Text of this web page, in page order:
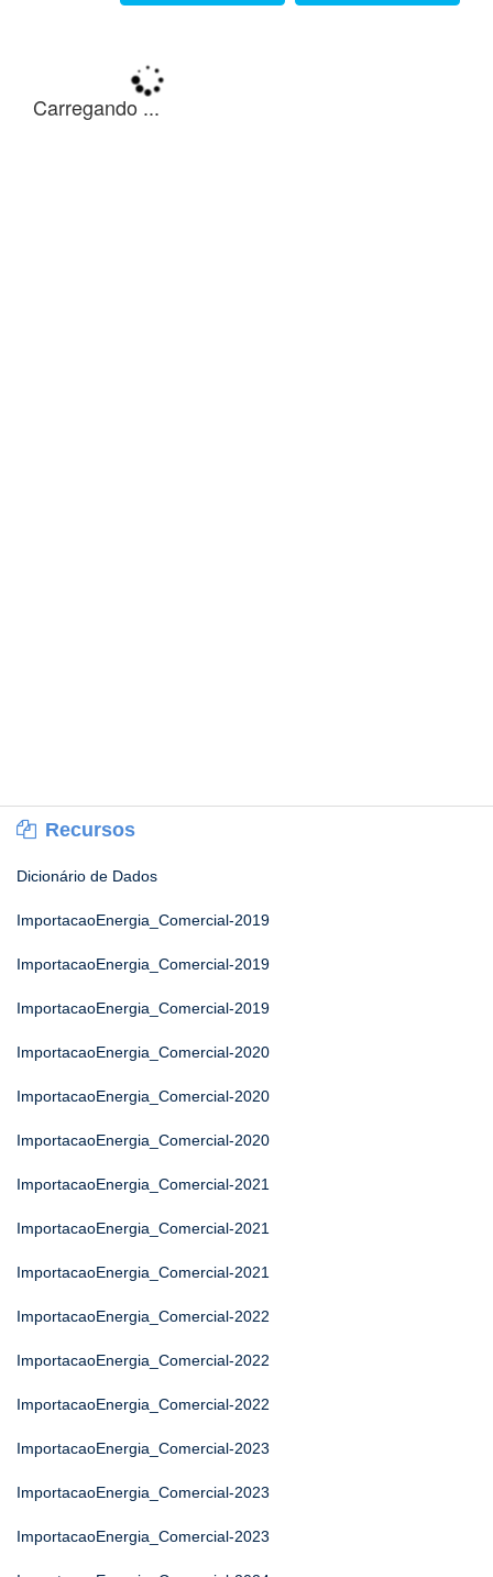
Recursos
Dicionário de Dados
ImportacaoEnergia_Comercial-2019
ImportacaoEnergia_Comercial-2019
ImportacaoEnergia_Comercial-2019
ImportacaoEnergia_Comercial-2020
ImportacaoEnergia_Comercial-2020
ImportacaoEnergia_Comercial-2020
ImportacaoEnergia_Comercial-2021
ImportacaoEnergia_Comercial-2021
ImportacaoEnergia_Comercial-2021
ImportacaoEnergia_Comercial-2022
ImportacaoEnergia_Comercial-2022
ImportacaoEnergia_Comercial-2022
ImportacaoEnergia_Comercial-2023
ImportacaoEnergia_Comercial-2023
ImportacaoEnergia_Comercial-2023